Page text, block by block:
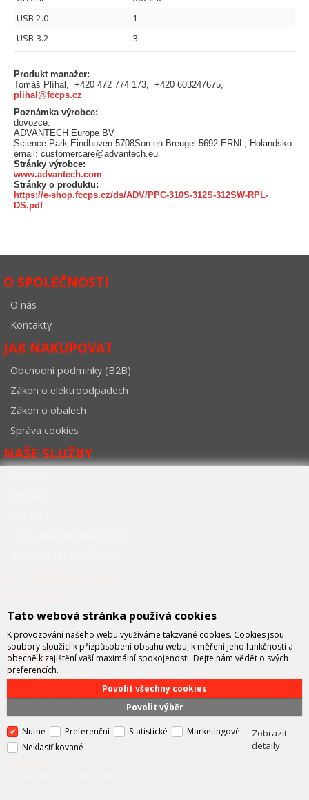
USB 2.0
1
USB 3.2
3
Produkt manažer:
Tomáš Plíhal, +420 472 774 173, +420 603247675,
plihal@fccps.cz
Poznámka výrobce:
dovozce:
ADVANTECH Europe BV
Science Park Eindhoven 5708Son en Breugel 5692 ERNL, Holandsko
email: customercare@advantech.eu
Stránky výrobce:
www.advantech.com
Stránky o produktu:
https://e-shop.fccps.cz/ds/ADV/PPC-310S-312S-312SW-RPL-
DS.pdf
O SPOLEČNOSTI
O nás
Kontakty
JAK NAKUPOVAT
Obchodní podmínky (B2B)
Zákon o elektroodpadech
Zákon o obalech
Správa cookies
NAŠE SLUŽBY
FCC průmyslové systémyje technicko – obchodní společností,
zastupující významné výrobce v oblasti průmyslové automatizace a
telekomunikační techniky. Společnost je též významným vývojářem a
integrátorem se specializací na systémy strojového vidění a pokročilé
robotiky.
Tato webová stránka používá cookies
K provozování našeho webu využíváme takzvané cookies. Cookies jsou
soubory sloužící k přizpůsobení obsahu webu, k měření jeho funkčnosti a
obecně k zajištění vaší maximální spokojenosti. Dejte nám vědět o svých
preferencích.
Povolit výběr
Povolit všechny cookies
Nutné Preferenční Statistické
Marketingové
Neklasifikované
Zobrazit
detaily